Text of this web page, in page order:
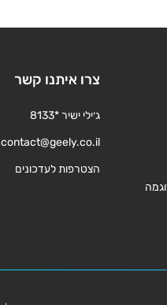
צרו איתנו קשר
ג׳ילי ישיר *8133
contact@geely.co.il
הצטרפות לעדכונים